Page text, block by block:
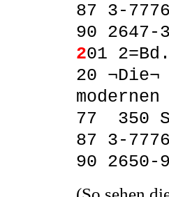
87 3-
90 2647-
201
20
77
350
87 3-
90 2650-